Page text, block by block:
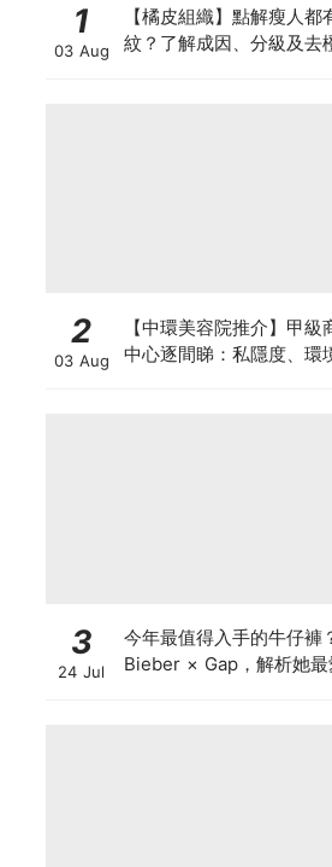
1
03 Aug
【橘皮組織】點解瘦人都
紋？了解成因、分級及去
2
03 Aug
【中環美容院推介】甲級
中心逐間睇：私隱度、環
3
24 Jul
今年最值得入手的牛仔褲
Bieber × Gap，解析她最